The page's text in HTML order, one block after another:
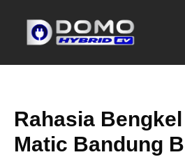
Rahasia Bengkel
Matic Bandung